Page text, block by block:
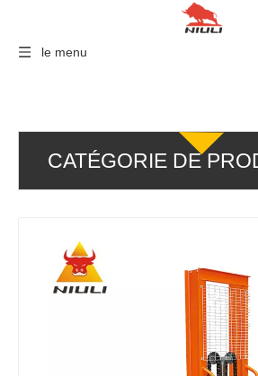
le menu
CATÉGORIE DE